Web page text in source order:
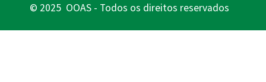
© 2025 OOAS - Todos os direitos reservados